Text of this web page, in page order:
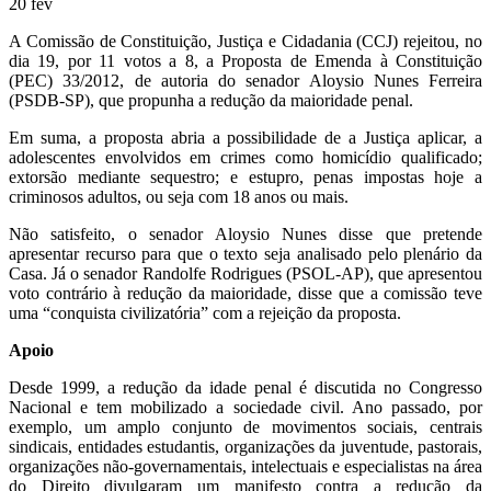
A Comissão de Constituição, Justiça e Cidadania (CCJ) rejeitou, no
dia 19, por 11 votos a 8, a Proposta de Emenda à Constituição
(PEC) 33/2012, de autoria do senador Aloysio Nunes Ferreira
(PSDB-SP), que propunha a redução da maioridade penal.
Em suma, a proposta abria a possibilidade de a Justiça aplicar, a
adolescentes envolvidos em crimes como homicídio qualificado;
extorsão mediante sequestro; e estupro, penas impostas hoje a
criminosos adultos, ou seja com 18 anos ou mais.
Não satisfeito, o senador Aloysio Nunes disse que pretende
apresentar recurso para que o texto seja analisado pelo plenário da
Casa. Já o senador Randolfe Rodrigues (PSOL-AP), que apresentou
voto contrário à redução da maioridade, disse que a comissão teve
uma “conquista civilizatória” com a rejeição da proposta.
Apoio
Desde 1999, a redução da idade penal é discutida no Congresso
Nacional e tem mobilizado a sociedade civil. Ano passado, por
exemplo, um amplo conjunto de movimentos sociais, centrais
sindicais, entidades estudantis, organizações da juventude, pastorais,
organizações não-governamentais, intelectuais e especialistas na área
do Direito divulgaram um manifesto contra a redução da